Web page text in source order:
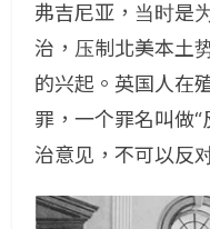
弗吉尼亚，当时是
治，压制北美本土
的兴起。英国人在
罪，一个罪名叫做
治意见，不可以反